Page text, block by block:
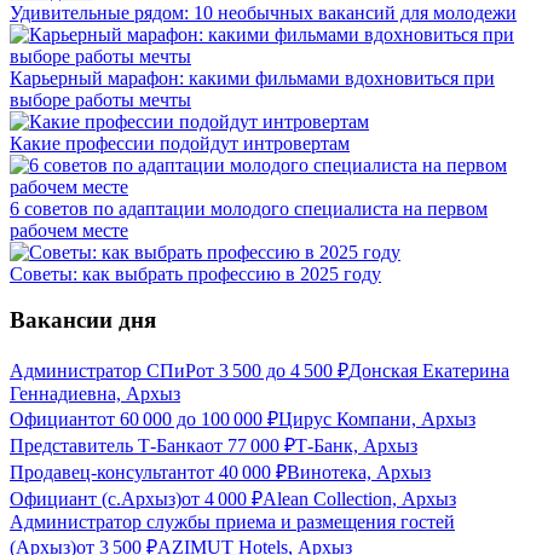
Удивительные рядом: 10 необычных вакансий для молодежи
Карьерный марафон: какими фильмами вдохновиться при
выборе работы мечты
Какие профессии подойдут интровертам
6 советов по адаптации молодого специалиста на первом
рабочем месте
Советы: как выбрать профессию в 2025 году
Вакансии дня
Администратор СПиРот 3 500 до 4 500 ₽Донская Екатерина
Геннадиевна, Архыз
Официантот 60 000 до 100 000 ₽Цирус Компани, Архыз
Представитель Т-Банкаот 77 000 ₽Т-Банк, Архыз
Продавец-консультантот 40 000 ₽Винотека, Архыз
Официант (с.Архыз)от 4 000 ₽Alean Collection, Архыз
Администратор службы приема и размещения гостей
(Архыз)от 3 500 ₽AZIMUT Hotels, Архыз